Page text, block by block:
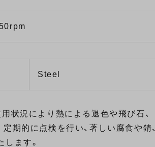
Steel
状況により熱による退色や飛び石、
期的に点検を行い、著しい腐食や錆、
ます。